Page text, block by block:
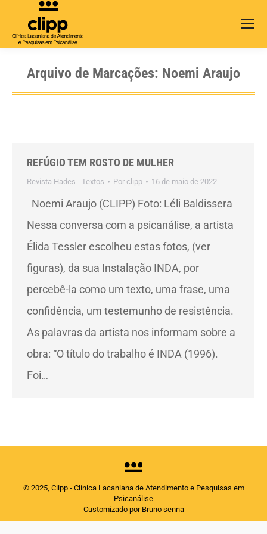
Arquivo de Marcações: Noemi Araujo
REFÚGIO TEM ROSTO DE MULHER
Revista Hades - Textos Por clipp 16 de maio de 2022
Noemi Araujo (CLIPP) Foto: Léli Baldissera
Nessa conversa com a psicanálise, a artista
Élida Tessler escolheu estas fotos, (ver
figuras), da sua Instalação INDA, por
percebê-la como um texto, uma frase, uma
confidência, um testemunho de resistência.
As palavras da artista nos informam sobre a
obra: “O título do trabalho é INDA (1996).
Foi…
© 2025, Clipp - Clínica Lacaniana de Atendimento e Pesquisas em
Psicanálise
Customizado por Bruno senna